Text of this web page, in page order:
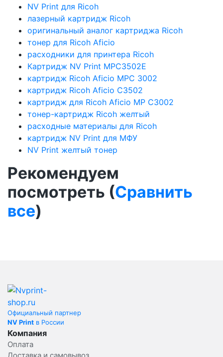
NV Print для Ricoh
лазерный картридж Ricoh
оригинальный аналог картриджа Ricoh
тонер для Ricoh Aficio
расходники для принтера Ricoh
Картридж NV Print MPC3502E
картридж Ricoh Aficio MPC 3002
картридж Ricoh Aficio C3502
картридж для Ricoh Aficio MP C3002
тонер-картридж Ricoh желтый
расходные материалы для Ricoh
картридж NV Print для МФУ
NV Print желтый тонер
Рекомендуем
посмотреть (Сравнить
все)
Официальный партнер
NV Print в России
Компания
Оплата
Доставка и самовывоз